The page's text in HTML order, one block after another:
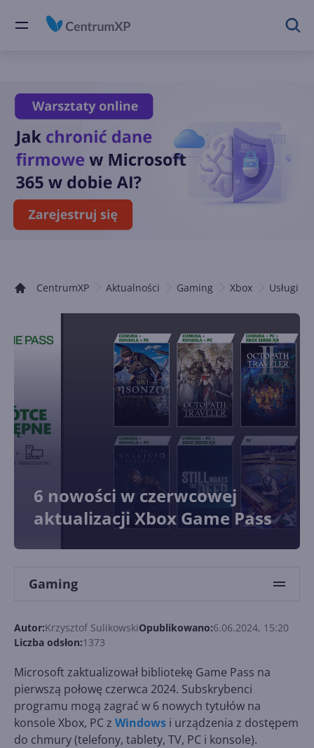
CentrumXP Aktualności Gaming Xbox Usługi
6 nowości w czerwcowej
aktualizacji Xbox Game Pass
Gaming
Autor:Krzysztof SulikowskiOpublikowano:6.06.2024, 15:20
Liczba odsłon:1373
Microsoft zaktualizował bibliotekę Game Pass na
pierwszą połowę czerwca 2024. Subskrybenci
programu mogą zagrać w 6 nowych tytułów na
konsole Xbox, PC z Windows i urządzenia z dostępem
do chmury (telefony, tablety, TV, PC i konsole).